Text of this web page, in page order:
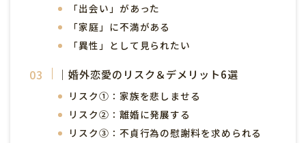
「出会い」があった
「家庭」に不満がある
「異性」として見られたい
｜婚外恋愛のリスク＆デメリット6選
リスク①：家族を悲しませる
リスク②：離婚に発展する
リスク③：不貞行為の慰謝料を求められる